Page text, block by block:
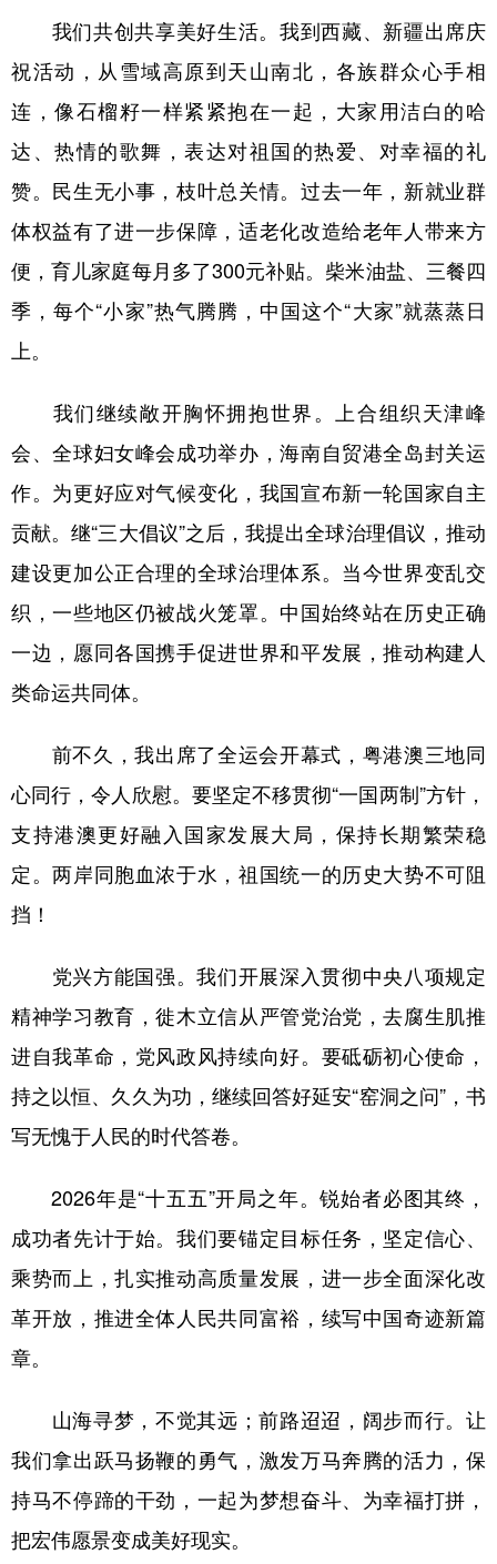
我们共创共享美好生活。我到西藏、新疆出席庆
祝活动，从雪域高原到天山南北，各族群众心手相
连，像石榴籽一样紧紧抱在一起，大家用洁白的哈
达、热情的歌舞，表达对祖国的热爱、对幸福的礼
赞。民生无小事，枝叶总关情。过去一年，新就业群
体权益有了进一步保障，适老化改造给老年人带来方
便，育儿家庭每月多了300元补贴。柴米油盐、三餐四
季，每个“小家”热气腾腾，中国这个“大家”就蒸蒸日
上。
我们继续敞开胸怀拥抱世界。上合组织天津峰
会、全球妇女峰会成功举办，海南自贸港全岛封关运
作。为更好应对气候变化，我国宣布新一轮国家自主
贡献。继“三大倡议”之后，我提出全球治理倡议，推动
建设更加公正合理的全球治理体系。当今世界变乱交
织，一些地区仍被战火笼罩。中国始终站在历史正确
一边，愿同各国携手促进世界和平发展，推动构建人
类命运共同体。
前不久，我出席了全运会开幕式，粤港澳三地同
心同行，令人欣慰。要坚定不移贯彻“一国两制”方针，
支持港澳更好融入国家发展大局，保持长期繁荣稳
定。两岸同胞血浓于水，祖国统一的历史大势不可阻
挡！
党兴方能国强。我们开展深入贯彻中央八项规定
精神学习教育，徙木立信从严管党治党，去腐生肌推
进自我革命，党风政风持续向好。要砥砺初心使命，
持之以恒、久久为功，继续回答好延安“窑洞之问”，书
写无愧于人民的时代答卷。
2026年是“十五五”开局之年。锐始者必图其终，
成功者先计于始。我们要锚定目标任务，坚定信心、
乘势而上，扎实推动高质量发展，进一步全面深化改
革开放，推进全体人民共同富裕，续写中国奇迹新篇
章。
山海寻梦，不觉其远；前路迢迢，阔步而行。让
我们拿出跃马扬鞭的勇气，激发万马奔腾的活力，保
持马不停蹄的干劲，一起为梦想奋斗、为幸福打拼，
把宏伟愿景变成美好现实。